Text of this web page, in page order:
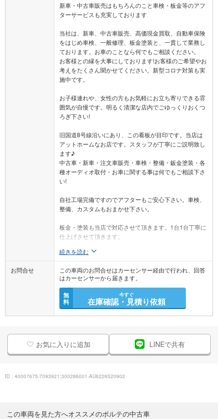
新車・中古車販売はもちろんのこと車検・板金等のアフ
ターサービスも充実しております
当社は、新車、中古車販売、高価現金買取、自動車保険
をはじめ車検、一般修理、板金塗装と、一貫して業務し
ております。お車のことなら何でもご相談ください。
お客様との縁を大事にしております!お客様のご希望やお
考えをたくさん聞かせてください。新型コロナ対策も実
施中です。
お子様連れや、女性の方もお気軽にお立ち寄りできる雰
囲気が自慢です。明るく清潔な店内でごゆっくりおくつ
ろぎ下さい!
旧国道8号線沿いにあり、この看板が目印です。当店は
アットホームなお店です。スタッフが丁寧にご説明致し
ます♪
中古車・新車・注文車販売・車検・整備・鈑金塗装・各
種オーディオ取付・お車に関する事は何でもご相談下さ
い!
自社工場完備ですのでアフターもご安心下さい。車検、
整備、カスタムもおまかせ下さい。
板金・塗装も当店で対応させて頂きます。1台1台丁寧に
仕上げさせて頂きます。
続きを読む
お問合せ
この車両のお問合せはカーセンサー経由で行われ、回答
はカーセンサーから届きます。
無
料
今すぐ
在庫確認・見積り依頼
お気に入りに追加 LINEで共有
ID：40007675-7093921:300286001-AU6226520902
この車両を見た方へオススメのポルテの中古車